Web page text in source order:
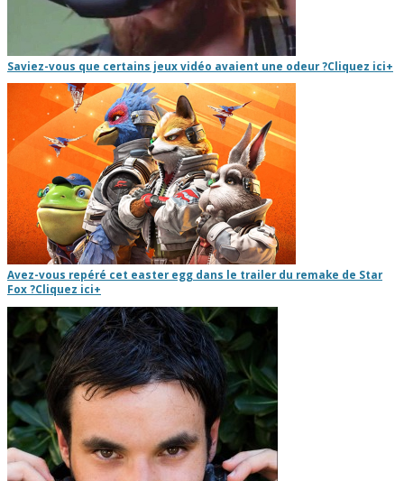
Saviez-vous que certains jeux vidéo avaient une odeur ?Cliquez ici+
Avez-vous repéré cet easter egg dans le trailer du remake de Star
Fox ?Cliquez ici+